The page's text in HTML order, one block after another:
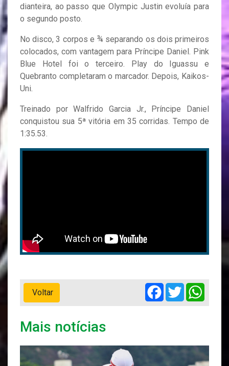
dianteira, ao passo que Olympic Justin evoluía para
o segundo posto.
No disco, 3 corpos e ¾ separando os dois primeiros
colocados, com vantagem para Príncipe Daniel. Pink
Blue Hotel foi o terceiro. Play do Iguassu e
Quebranto completaram o marcador. Depois, Kaikos-
Uni.
Treinado por Walfrido Garcia Jr., Príncipe Daniel
conquistou sua 5ª vitória em 35 corridas. Tempo de
1:35.53.
Voltar
Facebook
Twitter
Mais notícias